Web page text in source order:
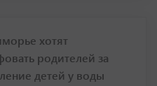
хотят
родителей за
детей у воды